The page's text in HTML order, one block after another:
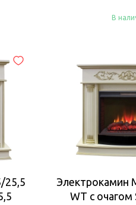
В
25,5
Электрокамин
WT с очагом